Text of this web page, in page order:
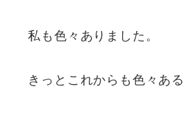
私も色々ありました。
きっとこれからも色々ある